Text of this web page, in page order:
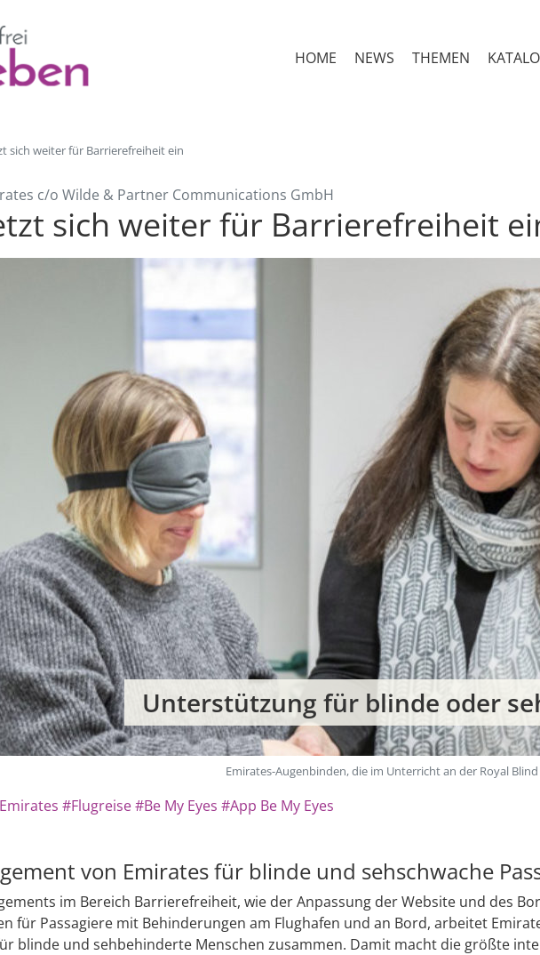
HOME NEWS THEMEN
sich weiter für Barrierefreiheit ein
c/o Wilde & Partner Communications GmbH
sich weiter für Barrierefreiheit
Unterstützung für blinde oder
Emirates-Augenbinden, die im Unterricht an der Royal
#Flugreise#Be My Eyes #App Be My Eyes
von Emirates für blinde und sehschwache
im Bereich Barrierefreiheit, wie der Anpassung der Website und des
für Passagiere mit Behinderungen am Flughafen und an Bord, arbeitet
blinde und sehbehinderte Menschen zusammen. Damit macht die größte